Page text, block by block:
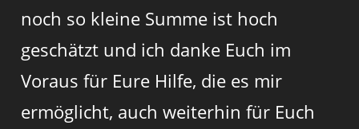
noch so kleine Summe ist hoch
geschätzt und ich danke Euch im
Voraus für Eure Hilfe, die es mir
ermöglicht, auch weiterhin für Euch